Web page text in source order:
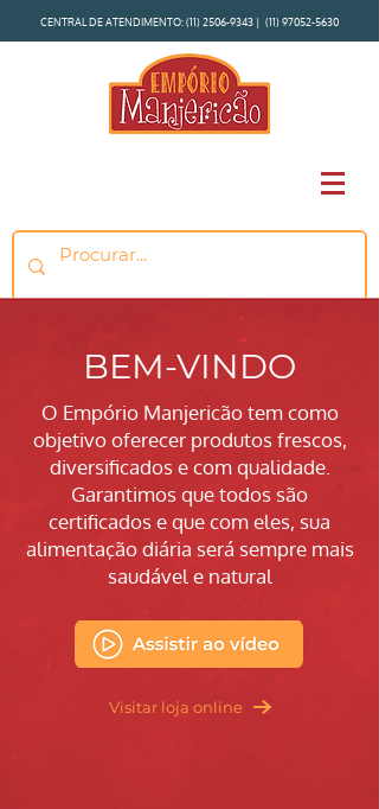
CENTRAL DE ATENDIMENTO:(11) 2506-9343 | (11) 97052-5630
BEM-VINDO
O Empório Manjericão tem como
objetivo oferecer produtos frescos,
diversificados e com qualidade.
Garantimos que todos são
certificados e que com eles, sua
alimentação diária será sempre mais
saudável e natural
Visitar loja online